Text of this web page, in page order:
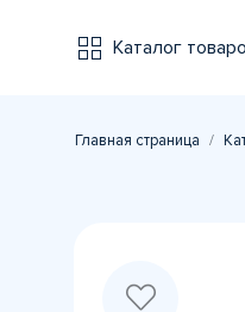
Каталог
Главная страница